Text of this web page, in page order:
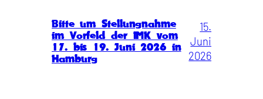
Bitte um Stellungnahme
im Vorfeld der IMK vom
17. bis 19. Juni 2026 in
Hamburg
15.
Juni
2026